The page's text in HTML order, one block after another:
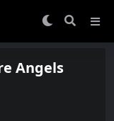
Angels